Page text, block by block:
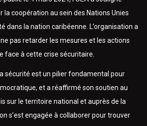
la coopération au sein des Nations Unies
dans la nation caribéenne. L’organisation a
pas retarder les mesures et les actions
face à cette crise sécuritaire.
sécurité est un pilier fondamental pour
et a réaffirmé son soutien au
sur le territoire national et auprès de la
s’est engagée à collaborer pour trouver